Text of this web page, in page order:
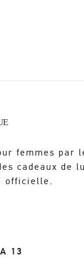
Tab
femmes par
cadeaux de
officielle.
13